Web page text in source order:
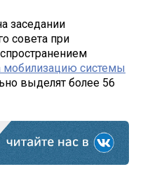
заседании
совета при
мобилизацию системы
выделят более 56